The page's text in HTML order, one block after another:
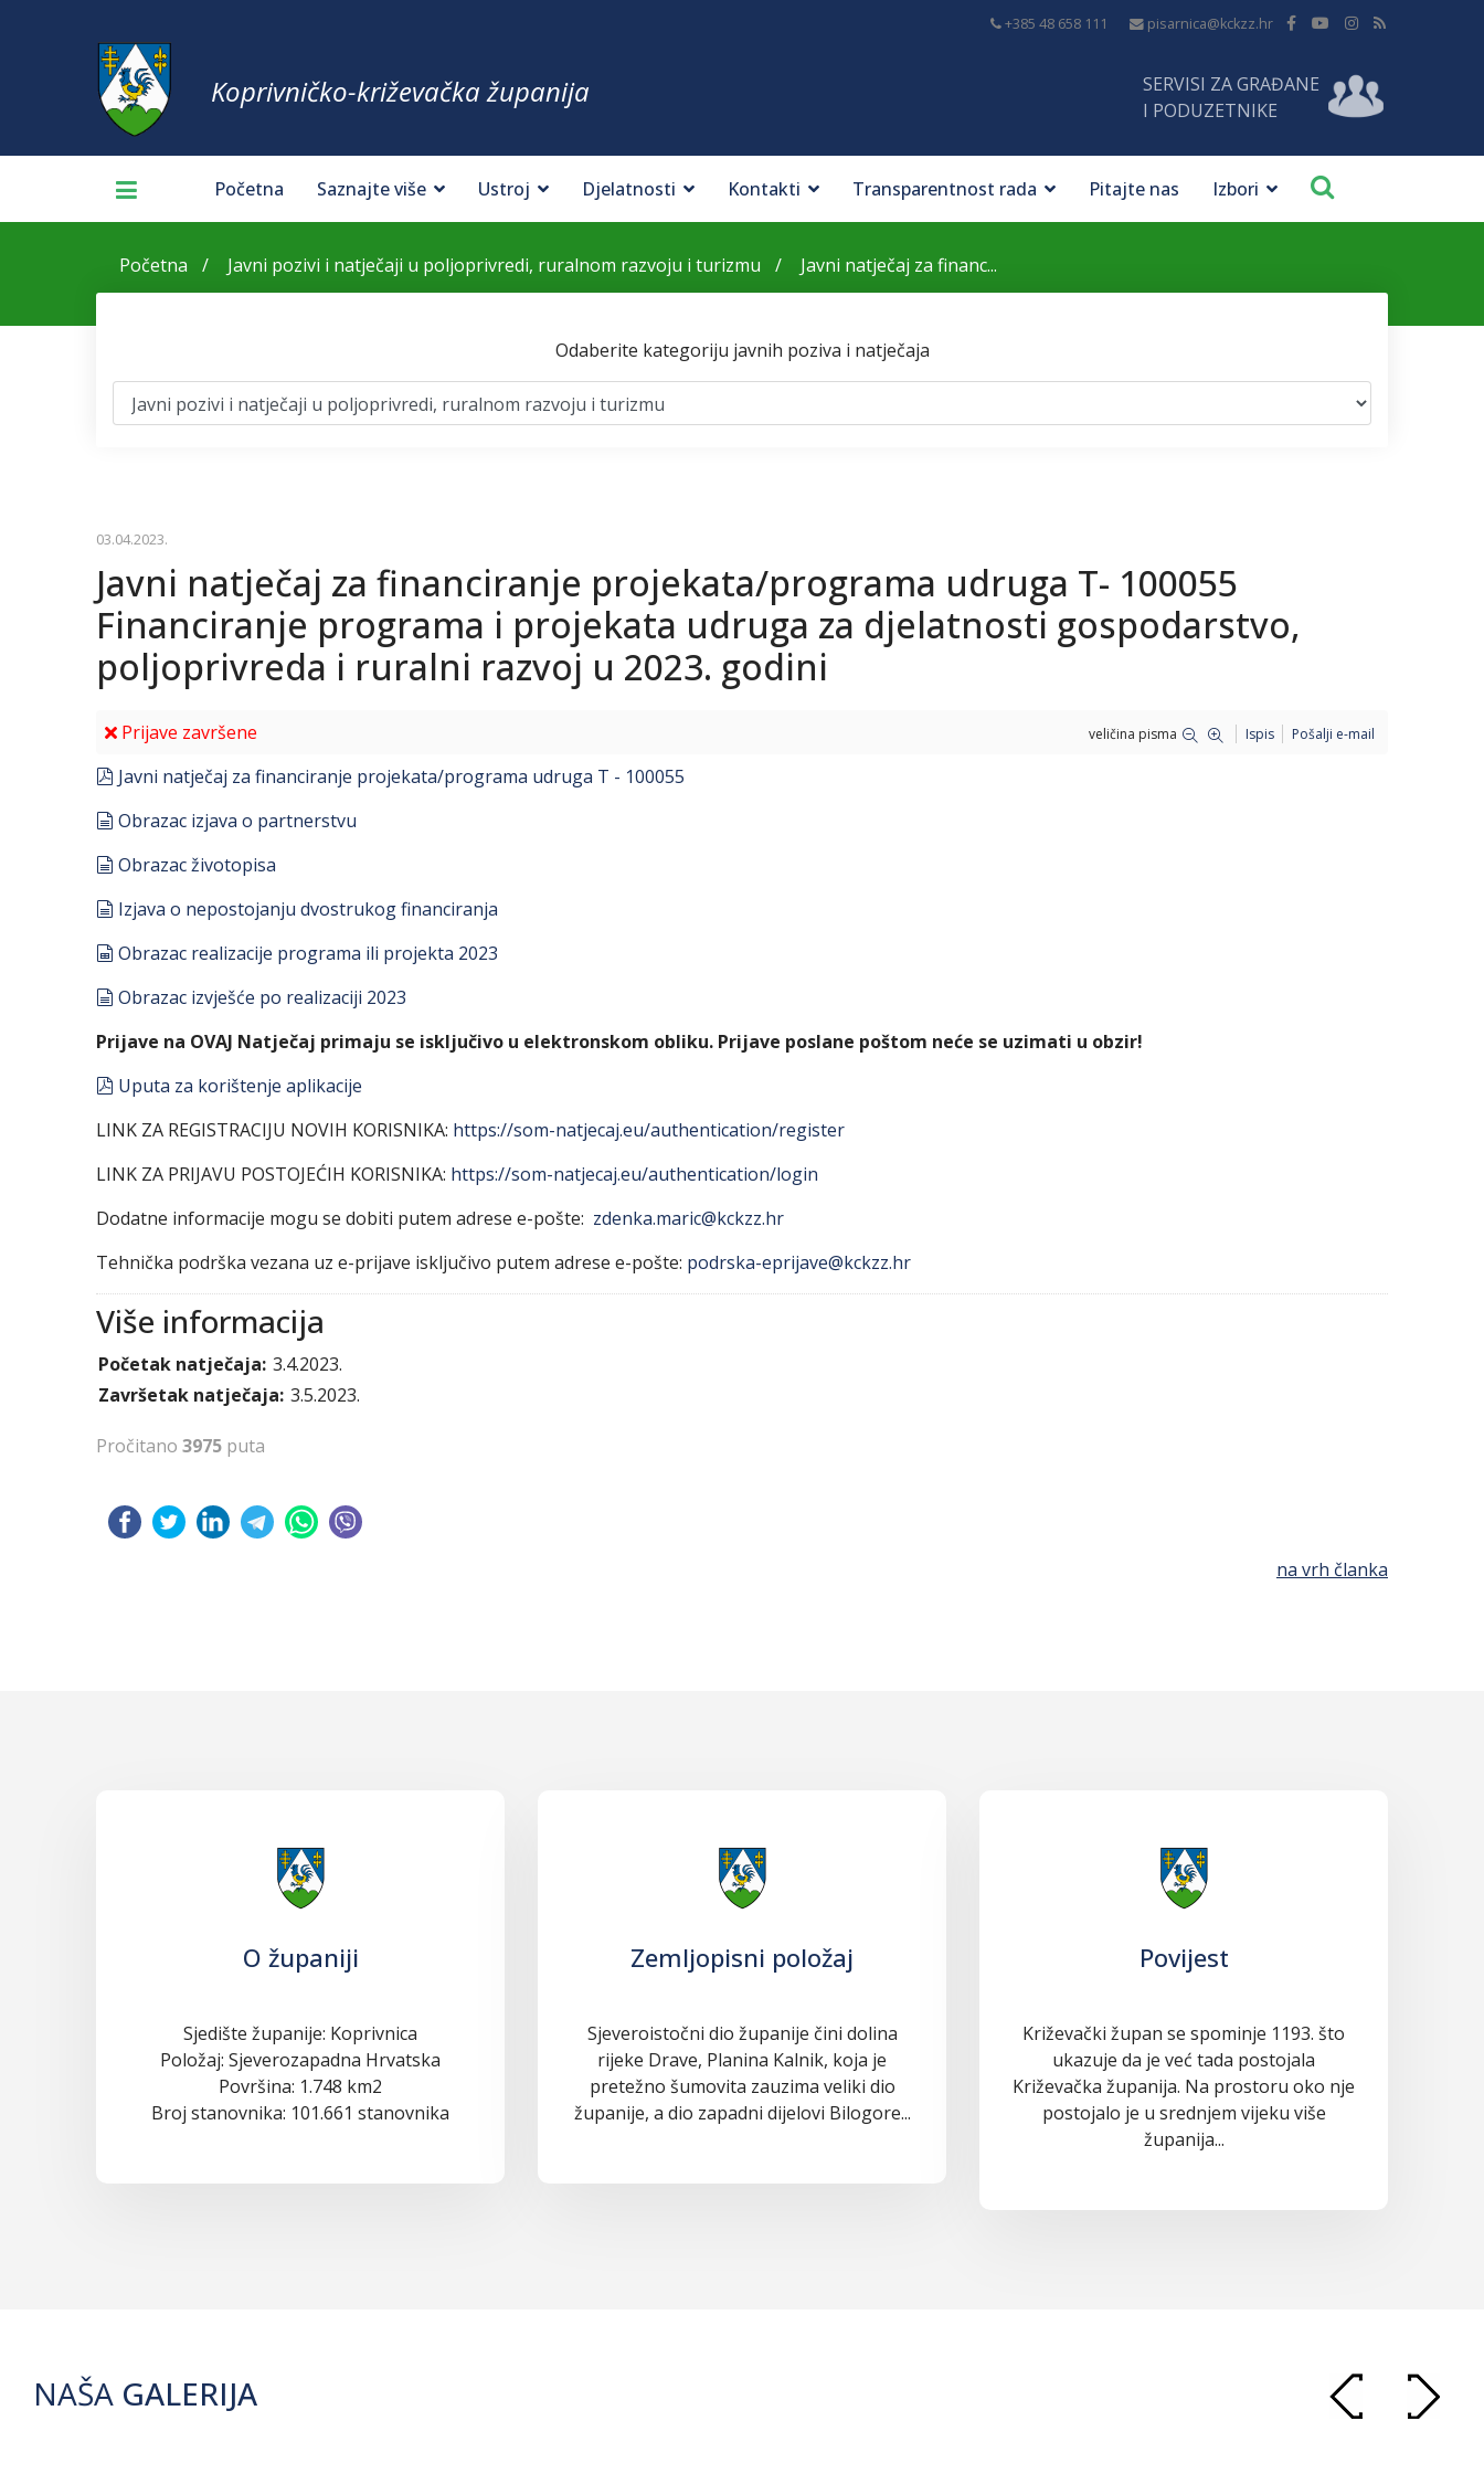
+385 48 658 111 pisarnica@kckzz.hr
Koprivničko-križevačka županija
SERVISI ZA GRAĐANE
I PODUZETNIKE
Početna Saznajte više Ustroj Djelatnosti Kontakti Transparentnost rada Pitajte nas Izbori
Početna Javni pozivi i natječaji u poljoprivredi, ruralnom razvoju i turizmu Javni natječaj za financ...
Odaberite kategoriju javnih poziva i natječaja
03.04.2023.
Javni natječaj za financiranje projekata/programa udruga T- 100055
Financiranje programa i projekata udruga za djelatnosti gospodarstvo,
poljoprivreda i ruralni razvoj u 2023. godini
Prijave završene veličina pisma Ispis Pošalji e-mail
pdf
Javni natječaj za financiranje projekata/programa udruga T - 100055
document
Obrazac izjava o partnerstvu
document
Obrazac životopisa
document
Izjava o nepostojanju dvostrukog financiranja
spreadsheet
Obrazac realizacije programa ili projekta 2023
document
Obrazac izvješće po realizaciji 2023
Prijave na OVAJ Natječaj primaju se isključivo u elektronskom obliku. Prijave poslane poštom neće se uzimati u obzir!
pdf
Uputa za korištenje aplikacije
LINK ZA REGISTRACIJU NOVIH KORISNIKA: https://som-natjecaj.eu/authentication/register
LINK ZA PRIJAVU POSTOJEĆIH KORISNIKA: https://som-natjecaj.eu/authentication/login
Dodatne informacije mogu se dobiti putem adrese e-pošte: zdenka.maric@kckzz.hr
Tehnička podrška vezana uz e-prijave isključivo putem adrese e-pošte: podrska-eprijave@kckzz.hr
Više informacija
Početak natječaja: 3.4.2023.
Završetak natječaja: 3.5.2023.
Pročitano 3975 puta
na vrh članka
O županiji
Sjedište županije: Koprivnica
Položaj: Sjeverozapadna Hrvatska
Površina: 1.748 km2
Broj stanovnika: 101.661 stanovnika
Zemljopisni položaj
Sjeveroistočni dio županije čini dolina
rijeke Drave, Planina Kalnik, koja je
pretežno šumovita zauzima veliki dio
županije, a dio zapadni dijelovi Bilogore...
Povijest
Križevački župan se spominje 1193. što
ukazuje da je već tada postojala
Križevačka županija. Na prostoru oko nje
postojalo je u srednjem vijeku više
županija...
NAŠA GALERIJA